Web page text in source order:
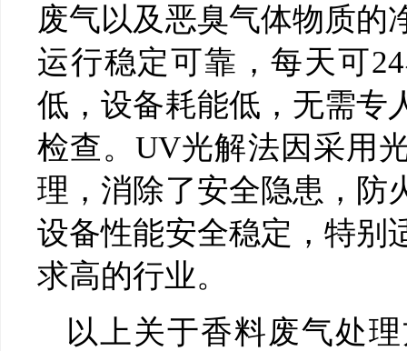
废气以及恶臭气体物质的
运行稳定可靠，每天可
低，设备耗能低，无需专
检查。UV光解法因采用
理，消除了安全隐患，防
设备性能安全稳定，特别
求高的行业。
以上关于香料废气处